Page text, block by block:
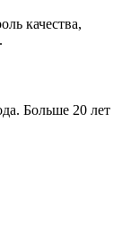
качества,
Больше 20 лет